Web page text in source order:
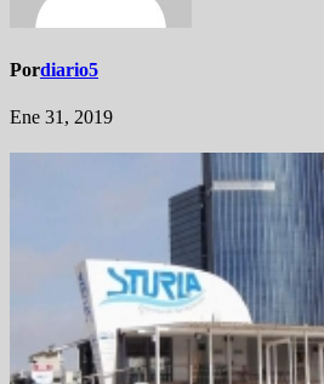
Pordiario5
Ene 31, 2019